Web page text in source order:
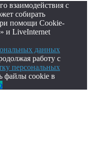
взаимодействия с
собирать
помощи Cookie-
и LiveInternet
данных
работу с
персональных
файлы cookie в